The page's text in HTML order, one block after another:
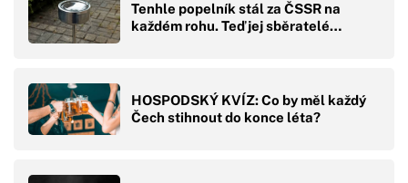
Tenhle popelník stál za ČSSR na
každém rohu. Teď jej sběratelé…
HOSPODSKÝ KVÍZ: Co by měl každý
Čech stihnout do konce léta?